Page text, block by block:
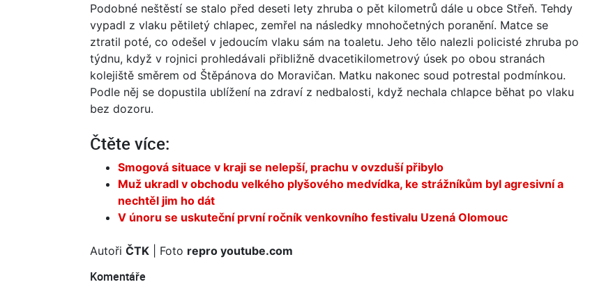
Podobné neštěstí se stalo před deseti lety zhruba o pět kilometrů dále u obce Střeň. Tehdy
vypadl z vlaku pětiletý chlapec, zemřel na následky mnohočetných poranění. Matce se
ztratil poté, co odešel v jedoucím vlaku sám na toaletu. Jeho tělo nalezli policisté zhruba po
týdnu, když v rojnici prohledávali přibližně dvacetikilometrový úsek po obou stranách
kolejiště směrem od Štěpánova do Moravičan. Matku nakonec soud potrestal podmínkou.
Podle něj se dopustila ublížení na zdraví z nedbalosti, když nechala chlapce běhat po vlaku
bez dozoru.
Čtěte více:
Smogová situace v kraji se nelepší, prachu v ovzduší přibylo
Muž ukradl v obchodu velkého plyšového medvídka, ke strážníkům byl agresivní a
nechtěl jim ho dát
V únoru se uskuteční první ročník venkovního festivalu Uzená Olomouc
Autoři ČTK | Foto repro youtube.com
Komentáře